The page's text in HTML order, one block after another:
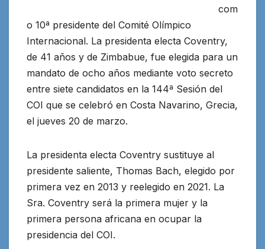
com
o 10ª presidente del Comité Olímpico
Internacional. La presidenta electa Coventry,
de 41 años y de Zimbabue, fue elegida para un
mandato de ocho años mediante voto secreto
entre siete candidatos en la 144ª Sesión del
COI que se celebró en Costa Navarino, Grecia,
el jueves 20 de marzo.
La presidenta electa Coventry sustituye al
presidente saliente, Thomas Bach, elegido por
primera vez en 2013 y reelegido en 2021. La
Sra. Coventry será la primera mujer y la
primera persona africana en ocupar la
presidencia del COI.